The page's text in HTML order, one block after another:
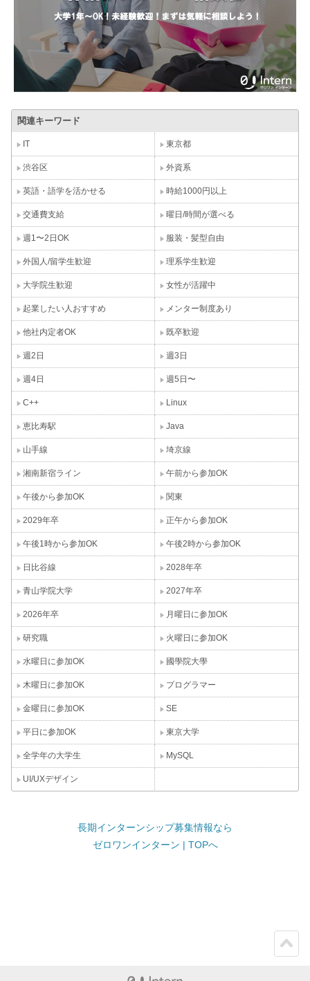
関連キーワード
IT 東京都
渋谷区 外資系
英語・語学を活かせる 時給1000円以上
交通費支給 曜日/時間が選べる
週1〜2日OK 服装・髪型自由
外国人/留学生歓迎 理系学生歓迎
大学院生歓迎 女性が活躍中
起業したい人おすすめ メンター制度あり
他社内定者OK 既卒歓迎
週2日 週3日
週4日 週5日〜
C++ Linux
恵比寿駅 Java
山手線 埼京線
湘南新宿ライン 午前から参加OK
午後から参加OK 関東
2029年卒 正午から参加OK
午後1時から参加OK 午後2時から参加OK
日比谷線 2028年卒
青山学院大学 2027年卒
2026年卒 月曜日に参加OK
研究職 火曜日に参加OK
水曜日に参加OK 國學院大學
木曜日に参加OK プログラマー
金曜日に参加OK SE
平日に参加OK 東京大学
全学年の大学生 MySQL
UI/UXデザイン
長期インターンシップ募集情報なら
ゼロワンインターン | TOPへ